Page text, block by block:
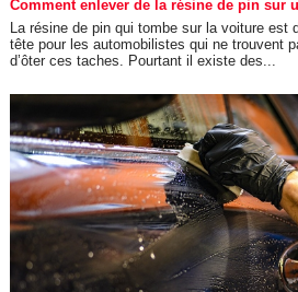
Comment enlever de la résine de pin sur
La résine de pin qui tombe sur la voiture est
tête pour les automobilistes qui ne trouvent
d’ôter ces taches. Pourtant il existe des...